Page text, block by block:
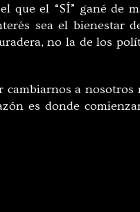
que el “SÍ” gané de
sea el bienestar
no la de los
a nosotros
es donde